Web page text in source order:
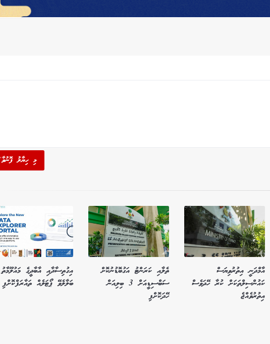
މި ހިޔާލު ފޮނުވާ'
އާމްދަނީ އިތުރުވިޔަސް
ކައުންސިލްތަކަށް ކުރާ ހޭދަވެސް
އިތުރުވެއްޖެ
ތެލާއި ކަރަންޓު އަގުބޮޑުނުކޮށް
ސަބްސިޑީއަށް 3 ބިލިއަން
ހޭދަކޮށްފި
އިގުތިސާދާއި އާބާދީގެ މައުލޫމާތު
ބަލާލެވޭ ޕޯޓަލެއް ތައާރަފްކޮށްފި